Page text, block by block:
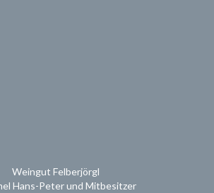
Weingut Felberjörgl
Hans-Peter und Mitbesitzer